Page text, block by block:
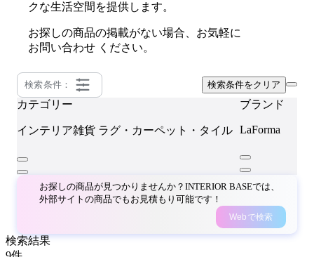
クな生活空間を提供します。
お探しの商品の掲載がない場合、お気軽に
お問い合わせ ください。
検索条件： 検索条件をクリア
カテゴリー
インテリア雑貨 ラグ・カーペット・タイル
ブランド
LaForma
お探しの商品が見つかりませんか？INTERIOR BASEでは、
外部サイトの商品でもお見積もり可能です！
Webで検索
検索結果